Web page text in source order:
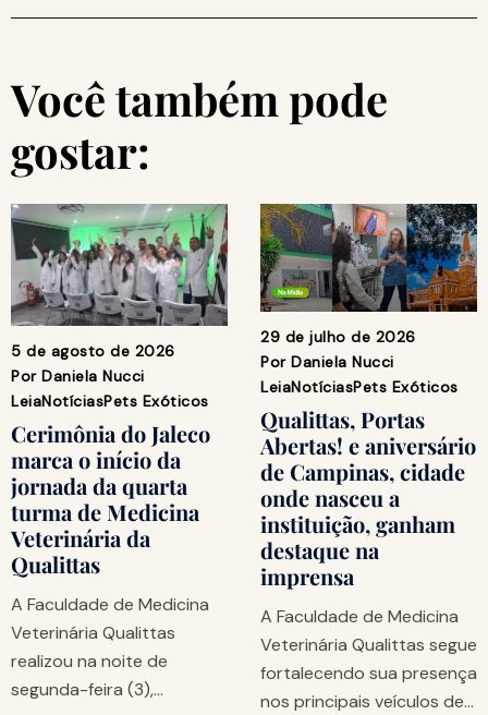
Você também pode
gostar:
5 de agosto de 2026
Por Daniela Nucci
LeiaNotíciasPets Exóticos
Cerimônia do Jaleco
marca o início da
jornada da quarta
turma de Medicina
Veterinária da
Qualittas
A Faculdade de Medicina
Veterinária Qualittas
realizou na noite de
segunda-feira (3),…
29 de julho de 2026
Por Daniela Nucci
LeiaNotíciasPets Exóticos
Qualittas, Portas
Abertas! e aniversário
de Campinas, cidade
onde nasceu a
instituição, ganham
destaque na
imprensa
A Faculdade de Medicina
Veterinária Qualittas segue
fortalecendo sua presença
nos principais veículos de…